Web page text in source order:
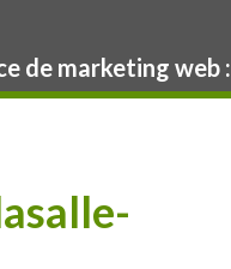
de marketing web :